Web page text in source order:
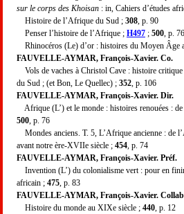
sur le corps des Khoisan : in, Cahiers d’études
Histoire de l’Afrique du Sud ; 308 , p. 90
Penser l’histoire de l’Afrique ; H497 ; 500 , p. 76
Rhinocéros (Le) d’or : histoires du Moyen Âge
FAUVELLE-AYMAR, François-Xavier. Co.
Vols de vaches à Christol Cave : histoire
du Sud ; (et Bon, Le Quellec) ; 352 , p. 106
FAUVELLE-AYMAR, François-Xavier. Dir.
Afrique (L’) et le monde : histoires renouées :
500 , p. 76
Mondes anciens. T. 5, L’Afrique ancienne : de
avant notre ère-XVIIe siècle ; 454 , p. 74
FAUVELLE-AYMAR, François-Xavier. Préf.
Invention (L’) du colonialisme vert : pour en
africain ; 475 , p. 83
FAUVELLE-AYMAR, François-Xavier.
Histoire du monde au XIXe siècle ; 440 , p. 12